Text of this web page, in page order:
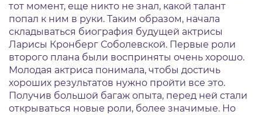
тот момент, еще никто не знал, какой талант
попал к ним в руки. Таким образом, начала
складываться биография будущей актрисы
Ларисы Кронберг Соболевской. Первые роли
второго плана были восприняты очень хорошо.
Молодая актриса понимала, чтобы достичь
хороших результатов нужно пройти все это.
Получив большой багаж опыта, перед ней стали
открываться новые роли, более значимые. Но